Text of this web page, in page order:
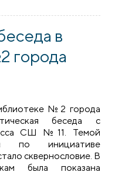
школьников со
в
города
№2 города
беседа с
СШ №11. Темой
по инициативе
сквернословие. В
была показана